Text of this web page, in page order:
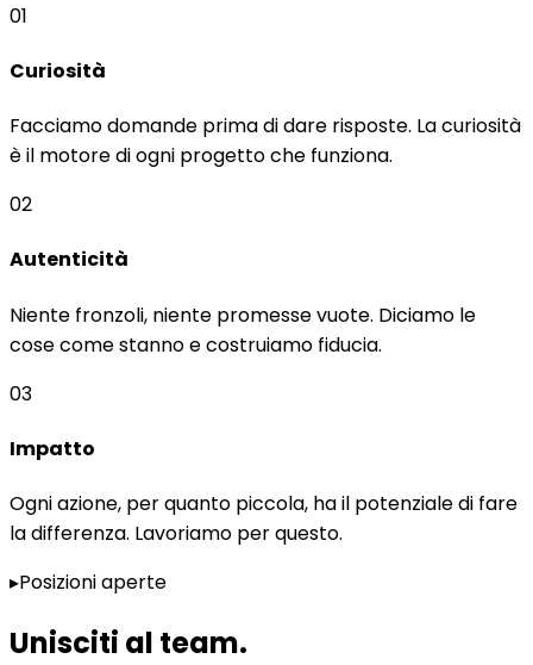
01
Curiosità
Facciamo domande prima di dare risposte. La curiosità
è il motore di ogni progetto che funziona.
02
Autenticità
Niente fronzoli, niente promesse vuote. Diciamo le
cose come stanno e costruiamo fiducia.
03
Impatto
Ogni azione, per quanto piccola, ha il potenziale di fare
la differenza. Lavoriamo per questo.
▸Posizioni aperte
Unisciti al team.